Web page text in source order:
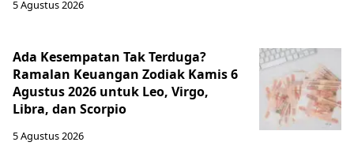
5 Agustus 2026
Ada Kesempatan Tak Terduga?
Ramalan Keuangan Zodiak Kamis 6
Agustus 2026 untuk Leo, Virgo,
Libra, dan Scorpio
5 Agustus 2026